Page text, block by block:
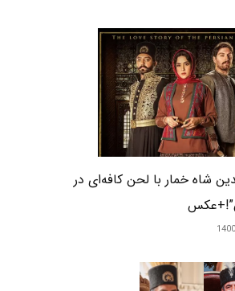
شاه خمار با لحن کافه‌ای در